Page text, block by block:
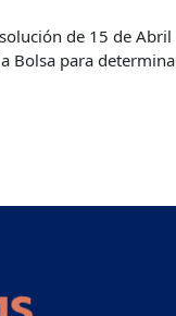
de 15 de
Bolsa para